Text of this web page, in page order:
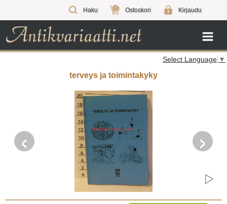
Haku 0 Ostoskori Kirjaudu
Select Language ▼
terveys ja toimintakyky
‹ ›